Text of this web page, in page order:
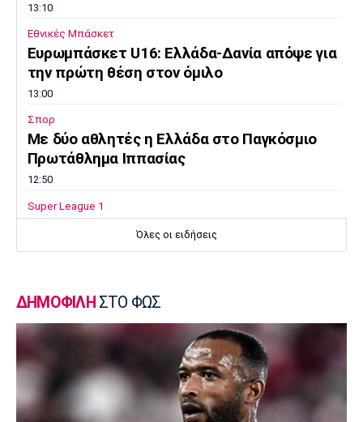
13:10
Εθνικές Μπάσκετ
Ευρωμπάσκετ U16: Ελλάδα-Δανία απόψε για
την πρώτη θέση στον όμιλο
13:00
Σπορ
Mε δύο αθλητές η Ελλάδα στο Παγκόσμιο
Πρωτάθλημα Ιππασίας
12:50
Super League 1
Ατρόμητος: Πρόβα τζενεράλε με
Παρουσίασε την τρίτη φανέλα του ο ΟΦΗ
(pic)
Super League 1
Τέλος από την ΑΕΚ ο Αλέξης Δέδες
12:20
Όλες οι ειδήσεις
ΔΗΜΟΦΙΛΗ ΣΤΟ ΦΩΣ